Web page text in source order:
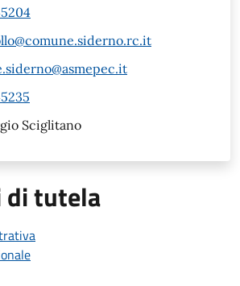
Sciglitano
tutela